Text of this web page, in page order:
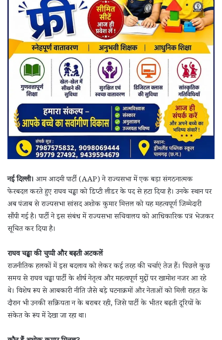
नई दिल्ली। आम आदमी पार्टी (AAP) ने राज्यसभा में एक बड़ा संगठनात्मक
फेरबदल करते हुए राघव चड्ढा को डिप्टी लीडर के पद से हटा दिया है। उनके स्थान पर
अब पंजाब से राज्यसभा सांसद अशोक कुमार मित्तल को यह महत्वपूर्ण जिम्मेदारी
सौंपी गई है। पार्टी ने इस संबंध में राज्यसभा सचिवालय को आधिकारिक पत्र भेजकर
सूचित कर दिया है।
राघव चड्ढा की चुप्पी और बढ़ती अटकलें
राजनीतिक हलकों में इस बदलाव को लेकर कई तरह की चर्चाएं तेज हैं। पिछले कुछ
समय से राघव चड्ढा पार्टी के शीर्ष नेतृत्व और महत्वपूर्ण मुद्दों पर खामोश नजर आ रहे
थे। विशेष रूप से आबकारी नीति जैसे बड़े घटनाक्रमों और नेताओं को मिली राहत के
दौरान भी उनकी सक्रियता न के बराबर रही, जिसे पार्टी के भीतर बढ़ती दूरियों के
संकेत के रूप में देखा जा रहा था।